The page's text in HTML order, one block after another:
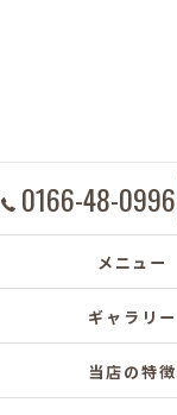
0166-48-0996
メニュー
ギャラリー
当店の特徴